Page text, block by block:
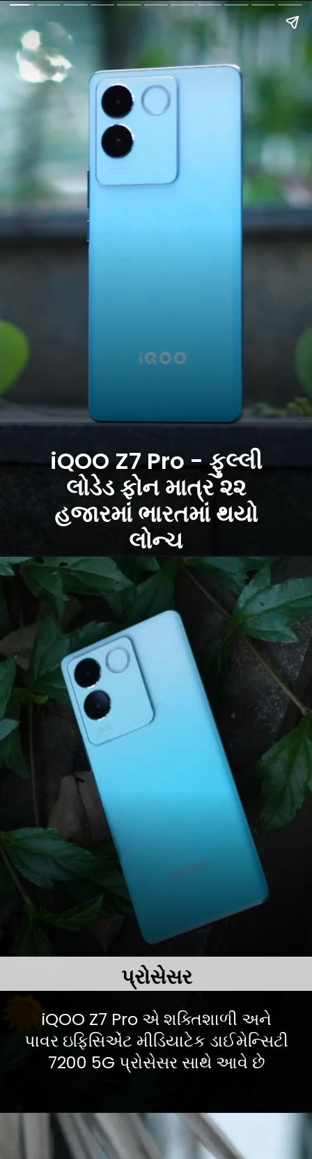
iQOO Z7 Pro - ફુલ્લી
લોડેડ ફોન માત્ર ૨૨
હજારમાં ભારતમાં થયો
લોન્ચ
iQOO Z7 Pro એ શક્તિશાળી અને
પાવર ઇફિસિએંટ મીડિયાટેક ડાઈમેન્સિટી
7200 5G પ્રોસેસર સાથે આવે છે
પ્રોસેસર